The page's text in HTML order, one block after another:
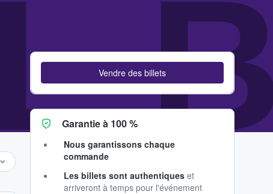
Vendre des billets
Garantie à 100 %
Nous garantissons chaque
commande
Les billets sont authentiques et
arriveront à temps pour l'événement